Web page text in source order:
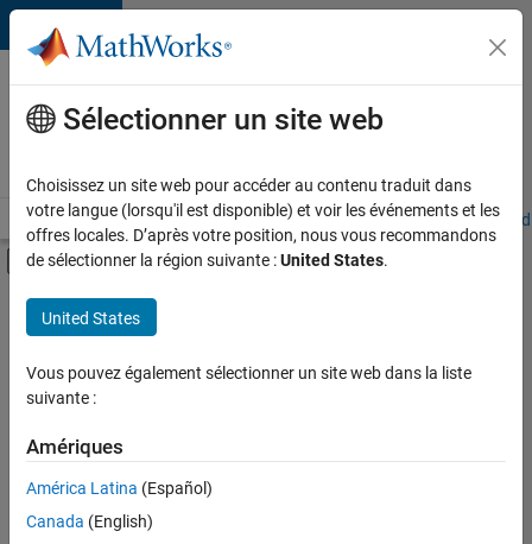
Passer au contenu
Votre
carrière
chez
Accueil Explorer nos opportunités Adresses de nos bureaux
Activer/désactiver l'affichage du menu
Contenu principal
FILTRER PAR
Gestion des programmes
Ingénierie de la qualité
Ingénierie des versions
Sélectionner un site web
Choisissez un site web pour accéder au contenu traduit dans
votre langue (lorsqu'il est disponible) et voir les événements et les
offres locales. D’après votre position, nous vous recommandons
de sélectionner la région suivante :United States.
United States
Vous pouvez également sélectionner un site web dans la liste
suivante :
Amériques
América Latina (Español)
Canada (English)